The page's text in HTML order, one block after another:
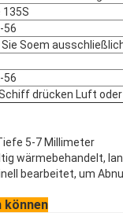
135S
56
Sie Soem
56
drücken Luft
5-7 Millimeter
wärmebehandelt,
bearbeitet, um
können